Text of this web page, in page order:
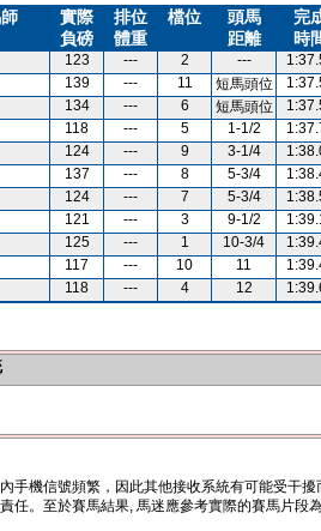
實際
負磅
排位
體重
檔位
頭馬
距離
完
時
123 --- 2 ---
139 --- 11 短馬頭位
134 --- 6 短馬頭位
118 --- 5 1-1/2
124 --- 9 3-1/4
137 --- 8 5-3/4
124 --- 7 5-3/4
121 --- 3 9-1/2
125 --- 1 10-3/4
117 --- 10 11
118 --- 4 12
手機信號頻繁，因此其他接收系統有可能受干擾
。至於賽馬結果, 馬迷應參考實際的賽馬片段為